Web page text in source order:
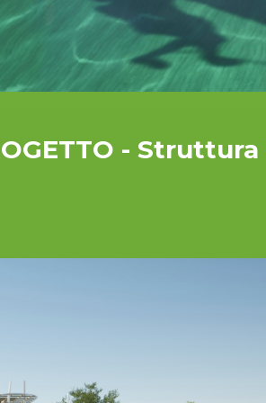
- Struttura